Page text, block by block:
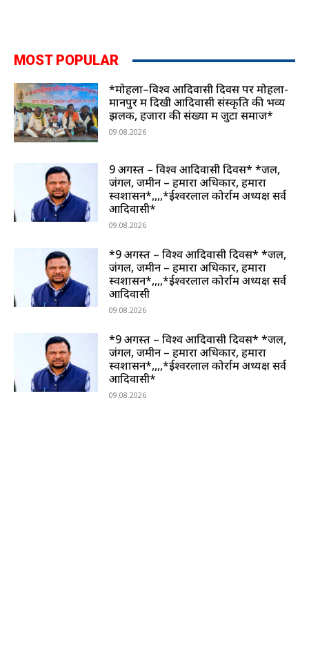
MOST POPULAR
*मोहला–विश्व आदिवासी दिवस पर मोहला-
मानपुर में दिखी आदिवासी संस्कृति की भव्य
झलक, हजारों की संख्या में जुटा समाज*
09.08.2026
9 अगस्त – विश्व आदिवासी दिवस* *जल,
जंगल, जमीन – हमारा अधिकार, हमारा
स्वशासन*,,,,*ईश्वरलाल कोर्राम अध्यक्ष सर्व
आदिवासी*
09.08.2026
*9 अगस्त – विश्व आदिवासी दिवस* *जल,
जंगल, जमीन – हमारा अधिकार, हमारा
स्वशासन*,,,,*ईश्वरलाल कोर्राम अध्यक्ष सर्व
आदिवासी
09.08.2026
*9 अगस्त – विश्व आदिवासी दिवस* *जल,
जंगल, जमीन – हमारा अधिकार, हमारा
स्वशासन*,,,,*ईश्वरलाल कोर्राम अध्यक्ष सर्व
आदिवासी*
09.08.2026